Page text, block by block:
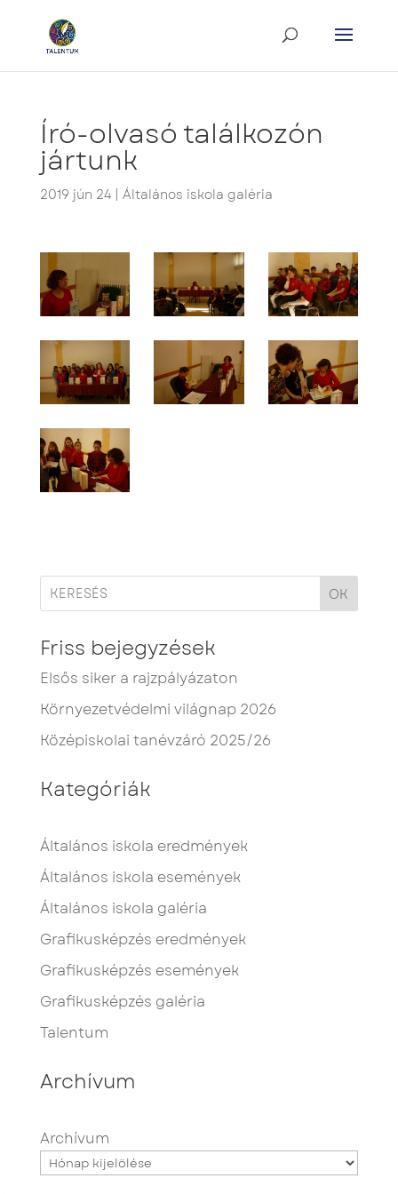
Író-olvasó találkozón
jártunk
2019 jún 24| Általános iskola galéria
OK
Friss bejegyzések
Elsős siker a rajzpályázaton
Környezetvédelmi világnap 2026
Középiskolai tanévzáró 2025/26
Kategóriák
Általános iskola eredmények
Általános iskola események
Általános iskola galéria
Grafikusképzés eredmények
Grafikusképzés események
Grafikusképzés galéria
Talentum
Archívum
Archívum